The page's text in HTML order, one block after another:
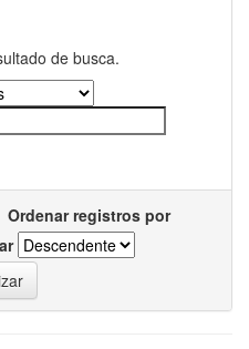
de busca.
Ordenar registros por